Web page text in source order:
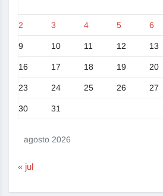
agosto 2026
2 3 4 5 6
9 10 11 12 13
16 17 18 19 20
23 24 25 26 27
30 31
« jul